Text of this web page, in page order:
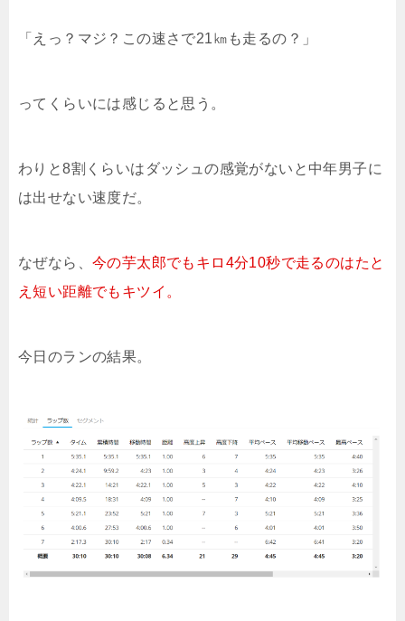
「えっ？マジ？この速さで21㎞も走るの？」
ってくらいには感じると思う。
わりと8割くらいはダッシュの感覚がないと中年男子に
は出せない速度だ。
なぜなら、 今の芋太郎でもキロ4分10秒で走るのはたと
え短い距離でもキツイ。
今日のランの結果。